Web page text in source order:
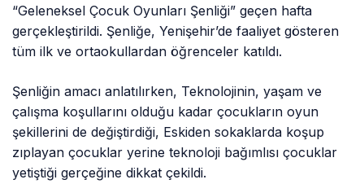
“Geleneksel Çocuk Oyunları Şenliği” geçen hafta
gerçekleştirildi. Şenliğe, Yenişehir’de faaliyet gösteren
tüm ilk ve ortaokullardan öğrenceler katıldı.
Şenliğin amacı anlatılırken, Teknolojinin, yaşam ve
çalışma koşullarını olduğu kadar çocukların oyun
şekillerini de değiştirdiği, Eskiden sokaklarda koşup
zıplayan çocuklar yerine teknoloji bağımlısı çocuklar
yetiştiği gerçeğine dikkat çekildi.